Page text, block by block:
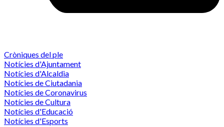
Cròniques del ple
Notícies d'Ajuntament
Notícies d'Alcaldia
Notícies de Ciutadania
Notícies de Coronavirus
Notícies de Cultura
Notícies d'Educació
Notícies d'Esports